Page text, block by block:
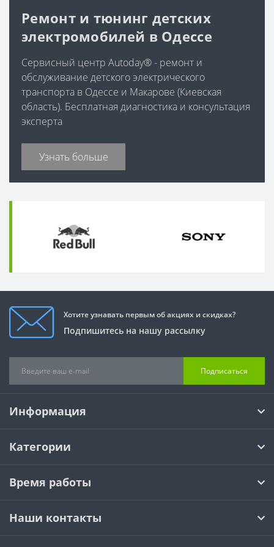
Ремонт и тюнинг детских
электромобилей в Одессе
Сервисный центр Autoday® - ремонт и
обслуживание детского электрического
транспорта в Одессе и Макарове (Киевская
область). Бесплатная диагностика и консультация
эксперта
Узнать больше
Хотите узнавать первым об акциях и скидках?
Подпишитесь на нашу рассылку
Подписаться
Информация
Категории
Время работы
Наши контакты